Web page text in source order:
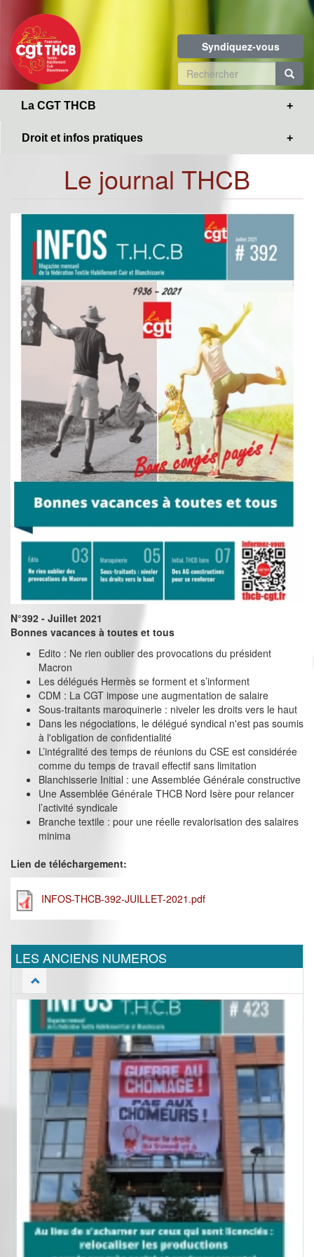
contenu
principal
Syndiquez-vous
Formulaire
de
La CGT THCB
Droit et infos pratiques
Le journal THCB
N°392 - Juillet 2021
Bonnes vacances à toutes et tous
Edito : Ne rien oublier des provocations du président
Macron
Les délégués Hermès se forment et s’informent
CDM : La CGT impose une augmentation de salaire
Sous-traitants maroquinerie : niveler les droits vers le haut
Dans les négociations, le délégué syndical n'est pas soumis
à l'obligation de confidentialité
L’intégralité des temps de réunions du CSE est considérée
comme du temps de travail effectif sans limitation
Blanchisserie Initial : une Assemblée Générale constructive
Une Assemblée Générale THCB Nord Isère pour relancer
l’activité syndicale
Branche textile : pour une réelle revalorisation des salaires
minima
Lien de téléchargement:
INFOS-THCB-392-JUILLET-2021.pdf
LES ANCIENS NUMEROS